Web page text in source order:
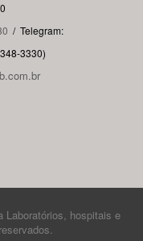
/ Telegram:
3330)
Laboratórios, hospitais e